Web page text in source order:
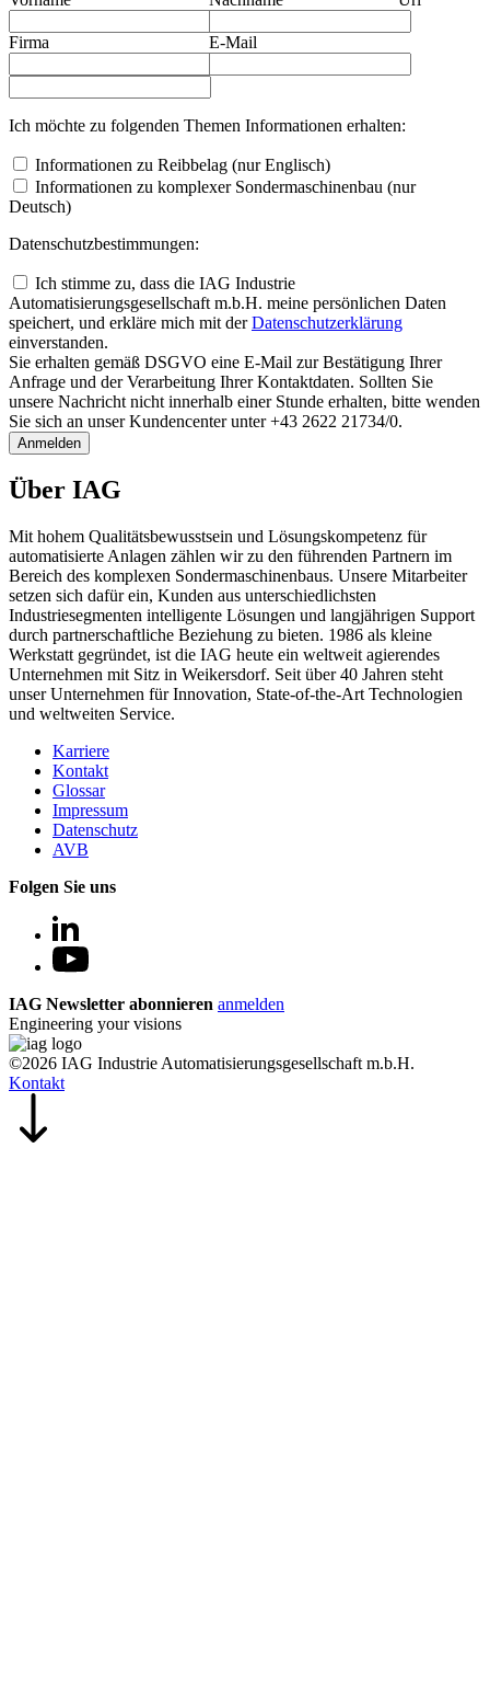
Firma E-Mail
Ich möchte zu folgenden Themen Informationen erhalten:
Informationen zu Reibbelag (nur Englisch)
Informationen zu komplexer Sondermaschinenbau (nur
Deutsch)
Datenschutzbestimmungen:
Ich stimme zu, dass die IAG Industrie
Automatisierungsgesellschaft m.b.H. meine persönlichen Daten
speichert, und erkläre mich mit derDaten­schutz­erklärung
einverstanden.
Sie erhalten gemäß DSGVO eine E-Mail zur Bestätigung Ihrer
Anfrage und der Verarbeitung Ihrer Kontaktdaten. Sollten Sie
unsere Nachricht nicht innerhalb einer Stunde erhalten, bitte wenden
Sie sich an unser Kundencenter unter +43 2622 21734/0.
Anmelden
Über IAG
Mit hohem Qualitätsbewusstsein und Lösungskompetenz für
automatisierte Anlagen zählen wir zu den führenden Partnern im
Bereich des komplexen Sondermaschinenbaus. Unsere Mitarbeiter
setzen sich dafür ein, Kunden aus unterschiedlichsten
Industriesegmenten intelligente Lösungen und langjährigen Support
durch partnerschaftliche Beziehung zu bieten. 1986 als kleine
Werkstatt gegründet, ist die IAG heute ein weltweit agierendes
Unternehmen mit Sitz in Weikersdorf. Seit über 40 Jahren steht
unser Unternehmen für Innovation, State-of-the-Art Technologien
und weltweiten Service.
Karriere
Kontakt
Glossar
Impressum
Datenschutz
AVB
Folgen Sie uns
IAG Newsletter abonnieren anmelden
Engineering your visions
©2026 IAG Industrie Automatisierungsgesellschaft m.b.H.
Kontakt